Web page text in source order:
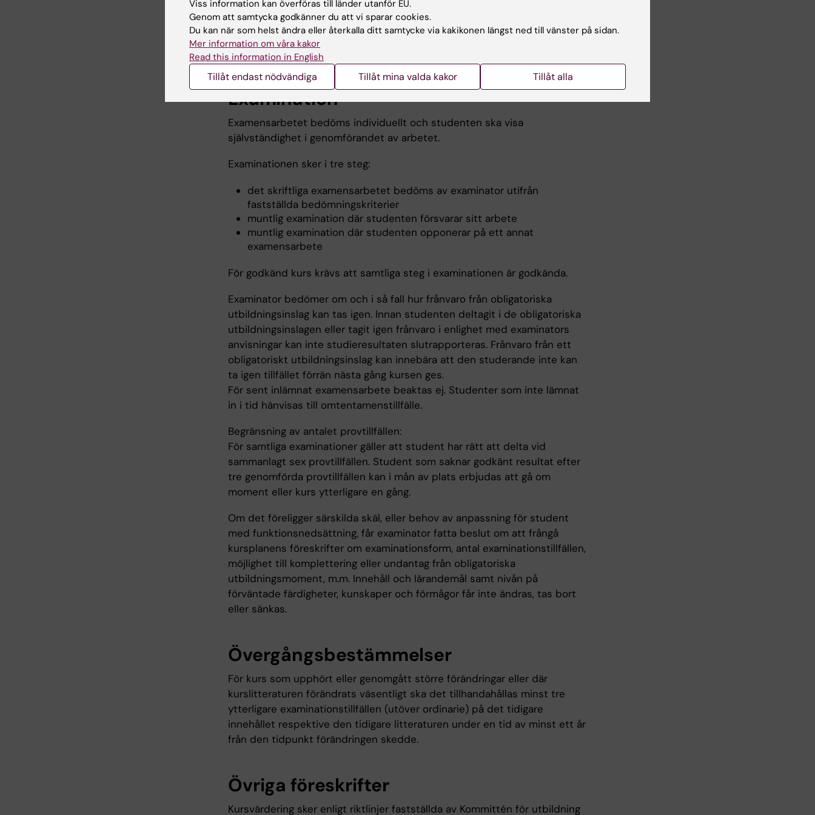
av examensarbetets genomförandeprocess sker under handledda,
schemalagda seminarier. Föreläsningar som stödjer
genomförandeprocessen ingår. Examensarbetet utförs i par om inte
särskilda skäl föreligger.
Examination
Examensarbetet bedöms individuellt och studenten ska visa
självständighet i genomförandet av arbetet.
Examinationen sker i tre steg:
det skriftliga examensarbetet bedöms av examinator utifrån
fastställda bedömningskriterier
muntlig examination där studenten försvarar sitt arbete
muntlig examination där studenten opponerar på ett annat
examensarbete
För godkänd kurs krävs att samtliga steg i examinationen är godkända.
Examinator bedömer om och i så fall hur frånvaro från obligatoriska
utbildningsinslag kan tas igen. Innan studenten deltagit i de obligatoriska
utbildningsinslagen eller tagit igen frånvaro i enlighet med examinators
anvisningar kan inte studieresultaten slutrapporteras. Frånvaro från ett
obligatoriskt utbildningsinslag kan innebära att den studerande inte kan
ta igen tillfället förrän nästa gång kursen ges.
För sent inlämnat examensarbete beaktas ej. Studenter som inte lämnat
in i tid hänvisas till omtentamenstillfälle.
Begränsning av antalet provtillfällen:
För samtliga examinationer gäller att student har rätt att delta vid
sammanlagt sex provtillfällen. Student som saknar godkänt resultat efter
tre genomförda provtillfällen kan i mån av plats erbjudas att gå om
moment eller kurs ytterligare en gång.
Om det föreligger särskilda skäl, eller behov av anpassning för student
med funktionsnedsättning, får examinator fatta beslut om att frångå
kursplanens föreskrifter om examinationsform, antal examinationstillfällen,
möjlighet till komplettering eller undantag från obligatoriska
utbildningsmoment, m.m. Innehåll och lärandemål samt nivån på
förväntade färdigheter, kunskaper och förmågor får inte ändras, tas bort
eller sänkas.
Övergångsbestämmelser
För kurs som upphört eller genomgått större förändringar eller där
kurslitteraturen förändrats väsentligt ska det tillhandahållas minst tre
ytterligare examinationstillfällen (utöver ordinarie) på det tidigare
innehållet respektive den tidigare litteraturen under en tid av minst ett år
från den tidpunkt förändringen skedde.
Övriga föreskrifter
Kursvärdering sker enligt riktlinjer fastställda av Kommittén för utbildning
Viss information kan överföras till länder utanför EU.
Genom att samtycka godkänner du att vi sparar cookies.
Du kan när som helst ändra eller återkalla ditt samtycke via kakikonen längst ned till vänster på sidan.
Mer information om våra kakor
Read this information in English
Tillåt endast nödvändiga Tillåt mina valda kakor Tillåt alla